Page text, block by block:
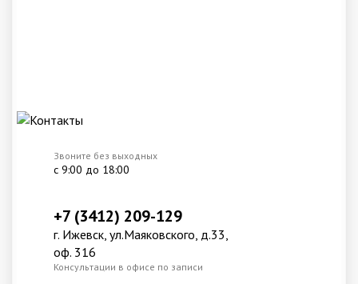
Звоните без выходных
с 9:00 до 18:00
+7 (3412) 209-129
г. Ижевск, ул.Маяковского, д.33,
оф. 316
Консультации в офисе по записи